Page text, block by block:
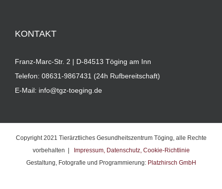
KONTAKT
Franz-Marc-Str. 2 | D-84513 Töging am Inn
Telefon: 08631-9867431 (24h Rufbereitschaft)
E-Mail: info@tgz-toeging.de
Copyright 2021 Tierärztliches Gesundheitszentrum Töging, alle Rechte
vorbehalten |
Impressum, Datenschutz, Cookie-Richtlinie
Gestaltung, Fotografie und Programmierung: Platzhirsch GmbH